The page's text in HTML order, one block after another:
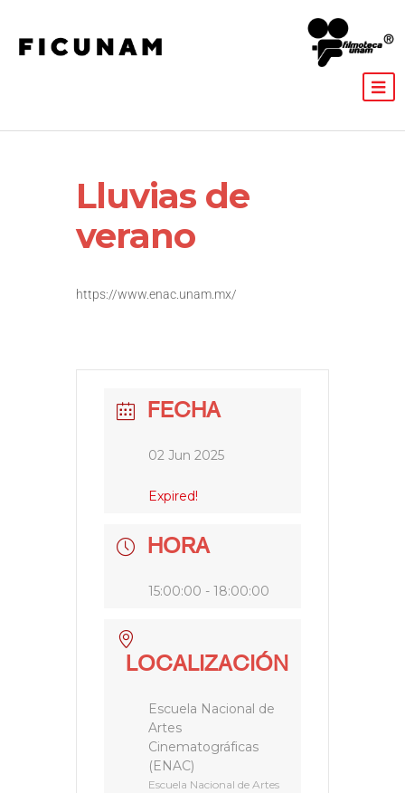
Lluvias de
verano
https://www.enac.unam.mx/
FECHA
02 Jun 2025
Expired!
HORA
15:00:00 - 18:00:00
LOCALIZACIÓN
Escuela Nacional de
Artes
Cinematográficas
(ENAC)
Escuela Nacional de Artes